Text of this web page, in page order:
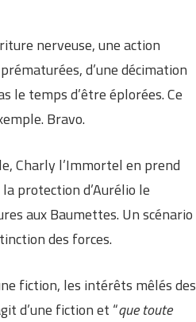
nerveuse, une action
d’une décimation
le temps d’être éplorées. Ce
Bravo.
Charly l’Immortel en prend
protection d’Aurélio le
aux Baumettes. Un scénario
des forces.
fiction, les intérêts mêlés des
d’une fiction et “que toute